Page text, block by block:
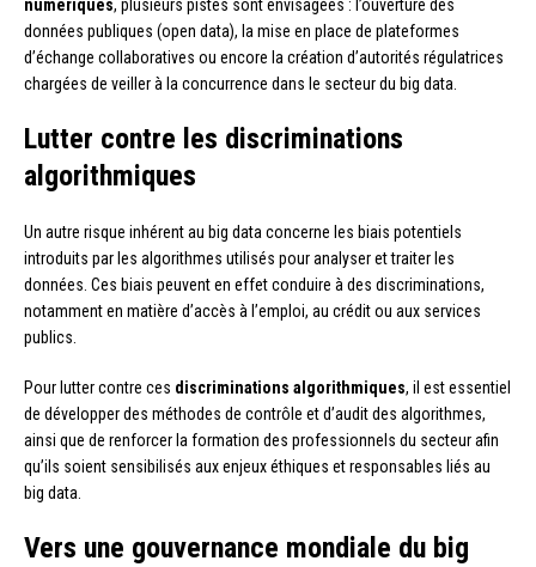
numériques, plusieurs pistes sont envisagées : l’ouverture des
données publiques (open data), la mise en place de plateformes
d’échange collaboratives ou encore la création d’autorités régulatrices
chargées de veiller à la concurrence dans le secteur du big data.
Lutter contre les discriminations
algorithmiques
Un autre risque inhérent au big data concerne les biais potentiels
introduits par les algorithmes utilisés pour analyser et traiter les
données. Ces biais peuvent en effet conduire à des discriminations,
notamment en matière d’accès à l’emploi, au crédit ou aux services
publics.
Pour lutter contre ces discriminations algorithmiques, il est essentiel
de développer des méthodes de contrôle et d’audit des algorithmes,
ainsi que de renforcer la formation des professionnels du secteur afin
qu’ils soient sensibilisés aux enjeux éthiques et responsables liés au
big data.
Vers une gouvernance mondiale du big